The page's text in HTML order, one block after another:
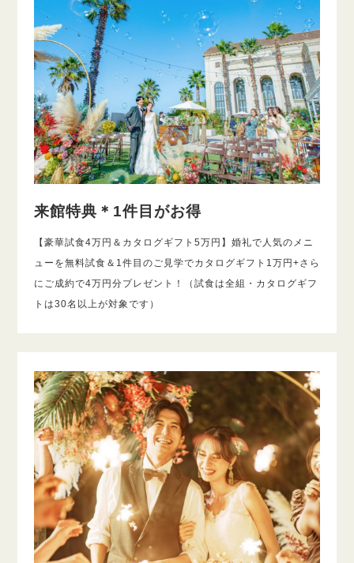
来館特典＊1件目がお得
【豪華試食4万円＆カタログギフト5万円】婚礼で人気のメニ
ューを無料試食＆1件目のご見学でカタログギフト1万円+さら
にご成約で4万円分プレゼント！（試食は全組・カタログギフ
トは30名以上が対象です）